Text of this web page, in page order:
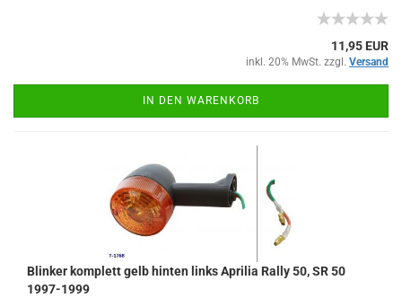
11,95 EUR
inkl. 20% MwSt. zzgl. Versand
IN DEN WARENKORB
Blinker komplett gelb hinten links Aprilia Rally 50, SR 50
1997-1999